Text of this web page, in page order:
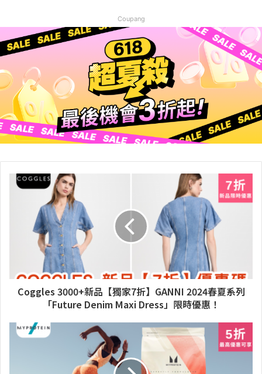
Coupang
Coggles 3000+新品【獨家7折】GANNI 2024春夏系列
「Future Denim Maxi Dress」限時優惠！